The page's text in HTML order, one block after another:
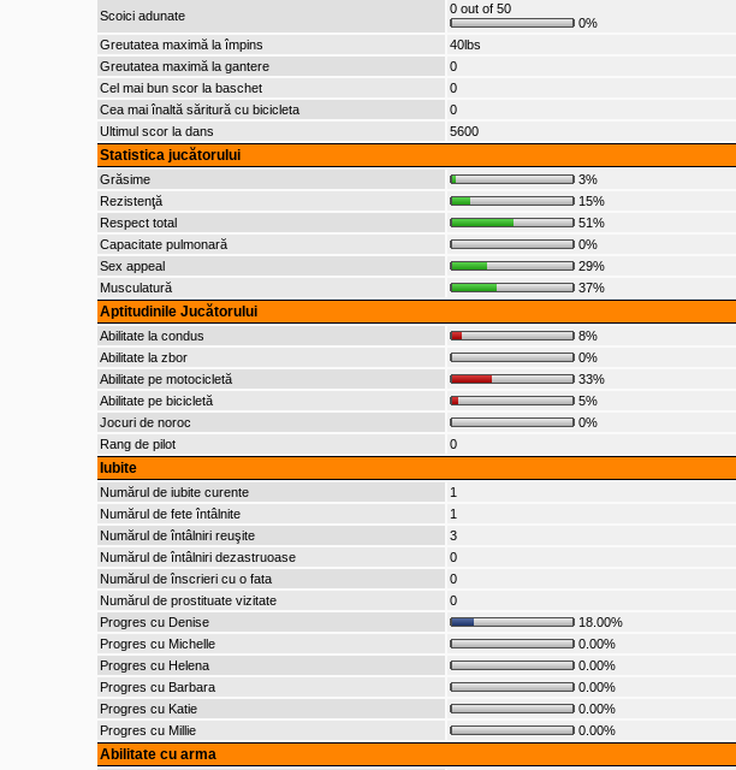
Scoici adunate
0 out of 50
0%
Greutatea maximă la împins
40lbs
Greutatea maximă la gantere
0
Cel mai bun scor la baschet
0
Cea mai înaltă săritură cu bicicleta
0
Ultimul scor la dans
5600
Statistica jucătorului
Grăsime
3%
Rezistenţă
15%
Respect total
51%
Capacitate pulmonară
0%
Sex appeal
29%
Musculatură
37%
Aptitudinile Jucătorului
Abilitate la condus
8%
Abilitate la zbor
0%
Abilitate pe motocicletă
33%
Abilitate pe bicicletă
5%
Jocuri de noroc
0%
Rang de pilot
0
Iubite
Numărul de iubite curente
1
Numărul de fete întâlnite
1
Numărul de întâlniri reuşite
3
Numărul de întâlniri dezastruoase
0
Numărul de înscrieri cu o fata
0
Numărul de prostituate vizitate
0
Progres cu Denise
18.00%
Progres cu Michelle
0.00%
Progres cu Helena
0.00%
Progres cu Barbara
0.00%
Progres cu Katie
0.00%
Progres cu Millie
0.00%
Abilitate cu arma